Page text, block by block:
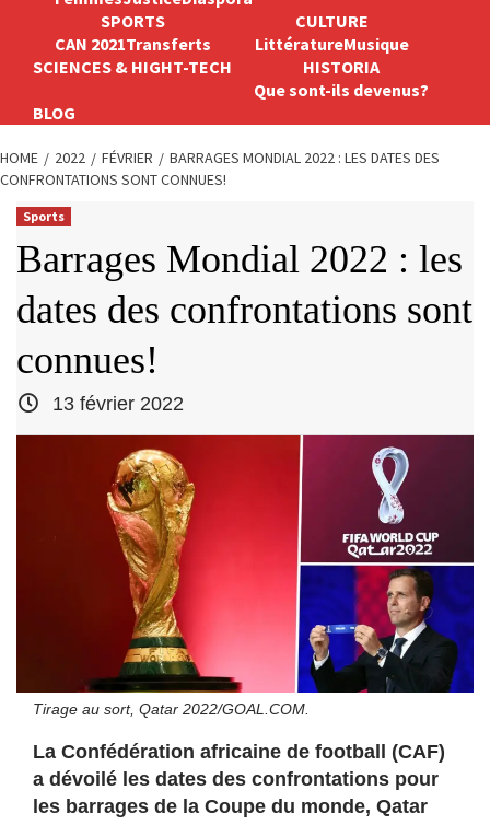
SPORTS
CAN 2021Transferts
CULTURE
LittératureMusique
SCIENCES & HIGHT-TECH
HISTORIA
Que sont-ils devenus?
BLOG
HOME 2022 FÉVRIER
BARRAGES MONDIAL 2022 : LES DATES DES
CONFRONTATIONS SONT CONNUES!
Sports
Barrages Mondial 2022 : les
dates des confrontations sont
connues!
13 février 2022
Tirage au sort, Qatar 2022/GOAL.COM.
La Confédération africaine de football (CAF)
a dévoilé les dates des confrontations pour
les barrages de la Coupe du monde, Qatar